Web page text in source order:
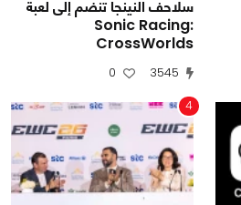
سلاحف النينجا تنضم إلى لعبة
Sonic Racing:
CrossWorlds
3545
0
4